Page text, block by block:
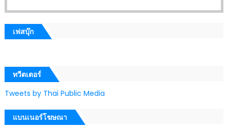
เฟสบุ๊ก
ทวีตเตอร์
Tweets by Thai Public Media
แบนเนอร์โฆษณา